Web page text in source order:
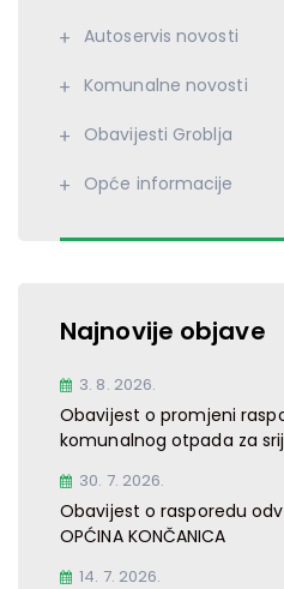
Autoservis novosti
Komunalne novosti
Obavijesti Groblja
Opće informacije
Najnovije objave
3. 8. 2026.
Obavijest o promjeni
komunalnog otpada za
30. 7. 2026.
Obavijest o rasporedu
OPĆINA KONČANICA
14. 7. 2026.